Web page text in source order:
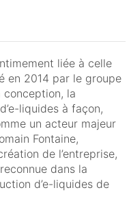
liée à celle
en 2014 par le groupe
conception, la
liquides à façon,
un acteur majeur
Fontaine,
de l’entreprise,
dans la
d’e-liquides de